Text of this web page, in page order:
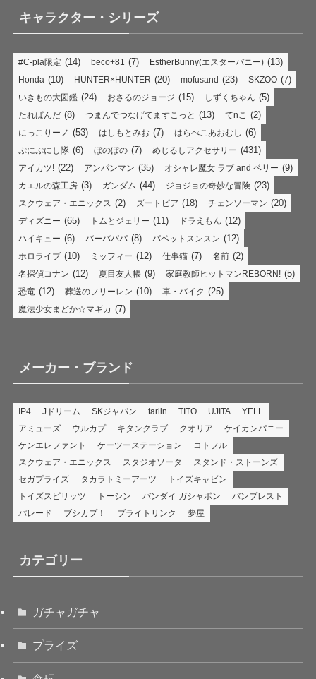
キャラクター・シリーズ
#C-pla限定 (14) beco+81 (7) EstherBunny(エスターバニー) (13)
Honda (10) HUNTER×HUNTER (20) mofusand (23) SKZOO (7)
いきもの大図鑑 (24) おさるのジョージ (15) しずくちゃん (5)
たれぱんだ (8) つまんでつなげてますこっと (13) てnこ (2)
にっこりーノ (53) はしもとみお (7) はらぺこあおむし (6)
ぷにぷにし隊 (6) ぼのぼの (7) めじるしアクセサリー (431)
アイカツ! (22) アンパンマン (35) オシャレ魔女 ラブ and ベリー (9)
カエルの森工房 (3) ガンダム (44) ジョジョの奇妙な冒険 (23)
スクウェア・エニックス (2) ズートピア (18) チェンソーマン (20)
ディズニー (65) トムとジェリー (11) ドラえもん (12)
ハイキュー (6) バーバパパ (8) パペットスンスン (12)
ホロライブ (10) ミッフィー (12) 仕事猫 (7) 名前 (2)
名探偵コナン (12) 夏目友人帳 (9) 家庭教師ヒットマンREBORN! (5)
恐竜 (12) 葬送のフリーレン (10) 車・バイク (25)
魔法少女まどか☆マギカ (7)
メーカー・ブランド
IP4 Jドリーム SKジャパン tarlin TITO UJITA
YELL
アミューズ
ウルカプ キタンクラブ クオリア
ケイカンパニー
ケンエレファント
ケーツーステーション
コトフル
スクウェア・エニックス
スタジオソータ
スタンド・ストーンズ
セガプライズ
タカラトミーアーツ
トイズキャビン
トイズスピリッツ
トーシン バンダイ ガシャポン
バンプレスト
パレード
ブシカプ！ ブライトリンク 夢屋
カテゴリー
ガチャガチャ
プライズ